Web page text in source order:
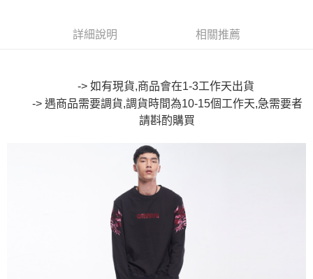
流程，驗證手機門號後，選擇欲分期的期數、繳款截止日，確認付款後即完
成交易。
3.實際核准額度、可分期數及費用金額請依後續交易確認頁面所載為準。
4.訂單成立30分鐘內，如未前往確認交易或遇審核未通過，訂單將自動取
1.分期款項不併入電信帳單，「大哥付你分期」於每月結算日後寄送繳費提
2.透過簡訊連結打開帳單後，可選擇「超商條碼／台灣大直營門市／銀行轉
帳／街口支付／iPASS MONEY」等通路繳費。
1.本服務係由「台灣大哥大股份有限公司」（以下簡稱本公司）所提供，讓
用戶於交易時，得透過本服務購買商品或服務，並由商店將買賣／分期付款
買賣價金債權讓與本公司後，依約使用本公司帳單繳交帳款。
【關於「AFTEE先享後付」】
AFTEE先享後付是「在收到商品之後才付款」的支付方式。 讓您購物簡單
２．便利：只要手機號碼，簡訊認證，即可結帳。
３．安心：先確認商品／服務後，再付款。
【「AFTEE先享後付」結帳流程】
１．於結帳方式選擇「AFTEE先享後付」後，將跳轉至「AFTEE先享後付」
結帳頁面，進行簡訊認證並確認金額後，即可完成結帳。
２．訂單成立數日內，您將收到繳費通知簡訊。
３．收到繳費通知簡訊後14天內，點擊此簡訊中的連結，可透過四大超商／
ATM／網路銀行／等多元方式進行付款，方視為交易完成。
※ 請注意：結帳手續完成當下不需立刻繳費，但若您需要取消訂單，請聯絡
購買商品的店家。未經商家同意取消之訂單仍視為有效，需透過AFTEE先享
ATM付款
每筆NT$80，滿NT$888(含以上)免運費
每筆NT$80，滿NT$888(含以上)免運費
每筆NT$60，滿NT$3,000(含以上)免運費
詳細說明 相關推薦
-> 如有現貨,商品會在1-3工作天出貨
-> 遇商品需要調貨,調貨時間為10-15個工作天,急需要者
請斟酌購買